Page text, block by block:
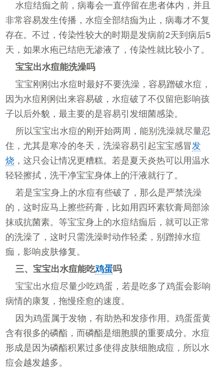
水痘结痂之前，病毒会一直停留在患者体内，并且
非常容易发生传播，水痘全部结痂为止，病毒才不复
存在。不过，传染性较大的时期是发病前2天到病后5
天，如果水疱已结疤无渗液了，传染性就比较小了。
宝宝出水痘能洗澡吗
宝宝刚刚出水痘时最好不要洗澡，容易蹭破水痘，
因为水痘刚刚出来容易破，水痘破了不仅留疤影响孩
子以后外貌，最主要的是容易引发细菌感染。
所以宝宝出水痘的刚开始两周，能别洗澡就尽量忍
住，尤其是寒冷的冬天，洗澡容易引起宝宝感冒发
烧 ，这只会让情况更糟糕。若是夏天炎热可以用温水
轻轻擦拭，洗干净宝宝身体上的汗液就行了。
若是宝宝身上的水痘有些破了，那么是严禁洗澡
的，这时应马上擦些药膏，比如用四环素软膏局部涂
抹或抗菌素。等宝宝身上的水痘结痂后，就可以正常
的洗澡了，这时只需洗澡时动作轻柔，别蹭掉水痘
痂，影响皮肤修复。
三、宝宝出水痘能吃鸡蛋吗
宝宝出水痘尽量少吃鸡蛋，若是吃多了鸡蛋会影响
病情的康复，拖慢痊愈的速度。
因为鸡蛋属于发物，有助热和发疹作用。鸡蛋蛋黄
含有很多的磷酯，而磷酯是细胞膜的重要成分。水痘
形成是因为磷酯积累过多使得皮肤细胞成痘，所以水
痘会越发越多。